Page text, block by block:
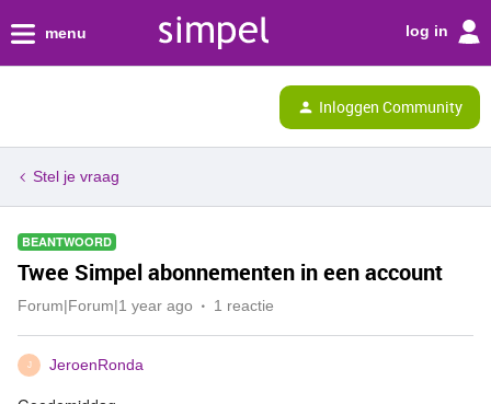
menu log in
Inloggen Community
Stel je vraag
BEANTWOORD
Twee Simpel abonnementen in een account
Forum|Forum|1 year ago 1 reactie
J JeroenRonda